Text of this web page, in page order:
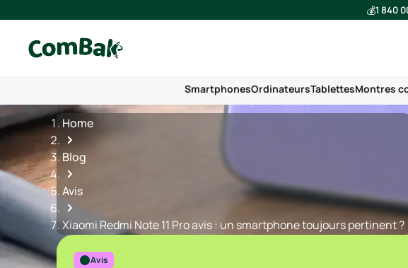
💰1 840
SmartphonesOrdinateursTablettesMontres
Home
Blog
Avis
Xiaomi Redmi Note 11 Pro avis : un smartphone toujours pertinent ?
Avis